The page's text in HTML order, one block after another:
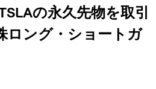
の永久先物を取引
ロング・ショートガ